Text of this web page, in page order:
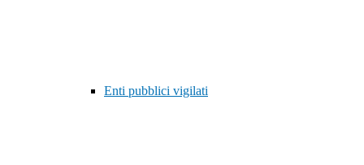
Enti pubblici vigilati